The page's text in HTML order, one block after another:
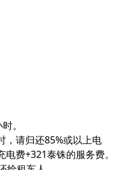
。
，请归还85%或以上电
费+321泰铢的服务费。